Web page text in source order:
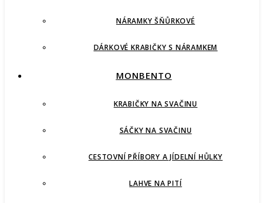
NÁRAMKY ŠŇŮRKOVÉ
DÁRKOVÉ KRABIČKY S NÁRAMKEM
MONBENTO
KRABIČKY NA SVAČINU
SÁČKY NA SVAČINU
CESTOVNÍ PŘÍBORY A JÍDELNÍ HŮLKY
LAHVE NA PITÍ